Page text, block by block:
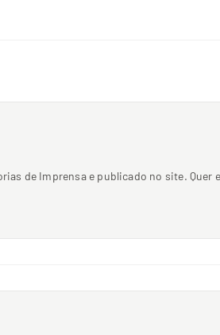
de Imprensa e publicado no site.